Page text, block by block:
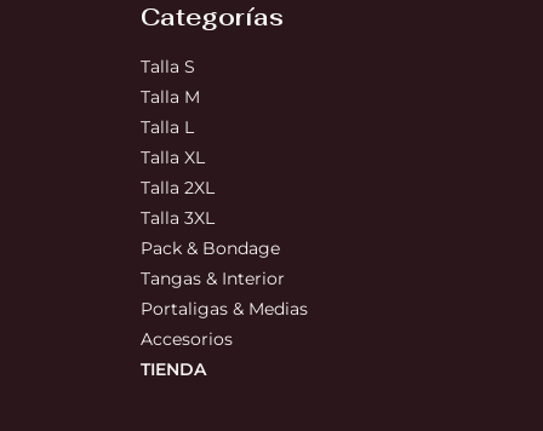
Categorías
Talla S
Talla M
Talla L
Talla XL
Talla 2XL
Talla 3XL
Pack & Bondage
Tangas & Interior
Portaligas & Medias
Accesorios
TIENDA